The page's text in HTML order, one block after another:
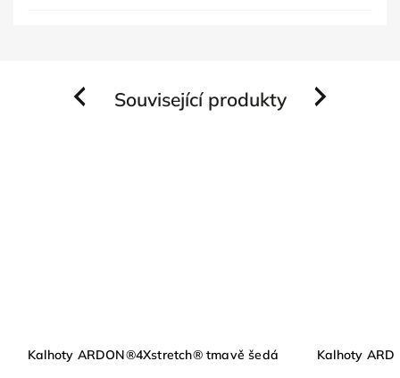
Související produkty
Previous
Kalhoty ARDON®4Xstretch® tmavě šedá Kalhoty
Next